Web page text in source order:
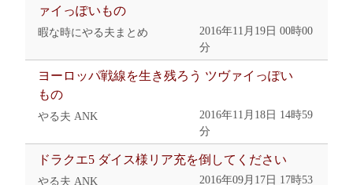
ァイっぽいもの
暇な時にやる夫まとめ
2016年11月19日 00時00
分
ヨーロッパ戦線を生き残ろう ツヴァイっぽい
もの
やる夫 ANK
2016年11月18日 14時59
分
ドラクエ5 ダイス様リア充を倒してください
やる夫 ANK
2016年09月17日 17時53